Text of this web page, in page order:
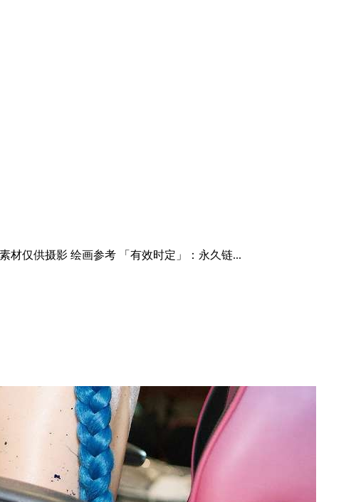
材仅供摄影 绘画参考 「有效时定」：永久链...